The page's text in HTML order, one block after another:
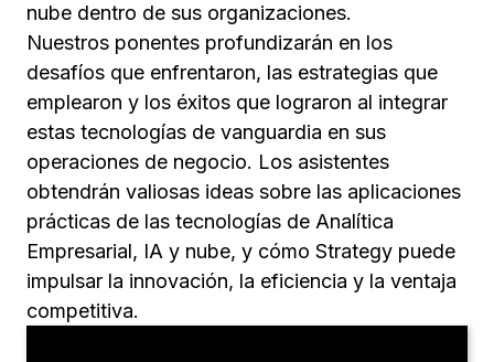
nube dentro de sus organizaciones.
Nuestros ponentes profundizarán en los
desafíos que enfrentaron, las estrategias que
emplearon y los éxitos que lograron al integrar
estas tecnologías de vanguardia en sus
operaciones de negocio. Los asistentes
obtendrán valiosas ideas sobre las aplicaciones
prácticas de las tecnologías de Analítica
Empresarial, IA y nube, y cómo Strategy puede
impulsar la innovación, la eficiencia y la ventaja
competitiva.